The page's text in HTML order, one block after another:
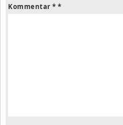
Kommentar *